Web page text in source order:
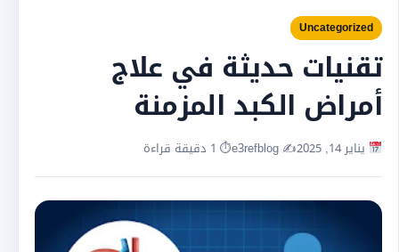
Uncategorized
تقنيات حديثة في علاج
أمراض الكبد المزمنة
يناير 14, 2025 ✍️ e3refblog ⏱ 1 دقيقة قراءة